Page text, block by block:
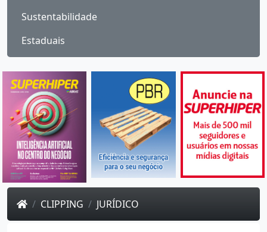
Sustentabilidade
Estaduais
CLIPPING JURÍDICO